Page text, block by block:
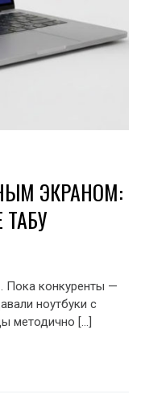
ЭКРАНОМ:
ТАБУ
Пока конкуренты —
ноутбуки с
методично […]